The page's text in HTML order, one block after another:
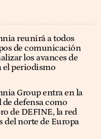
reunirá a todos
de comunicación
los avances de
el periodismo
Group entra en la
defensa como
de DEFINE, la red
del norte de Europa